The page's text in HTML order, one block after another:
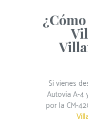
Si vienes
Autovía A-4
por la CM-